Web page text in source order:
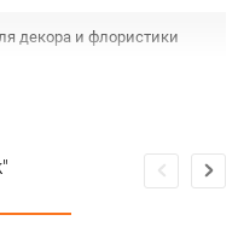
декора и флористики
проветриваемое